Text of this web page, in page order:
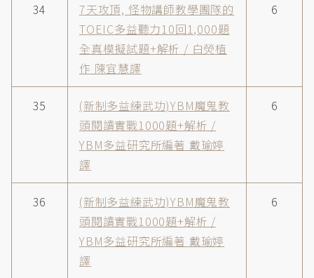
34
7天攻頂, 怪物講師教學團隊的
TOEIC多益聽力10回1,000題
全真模擬試題+解析 / 白熒植
作 陳宜慧譯
6
35
(新制多益練武功)YBM魔鬼教
頭閱讀實戰1000題+解析 /
YBM多益研究所編著 戴瑜婷
譯
6
36
(新制多益練武功)YBM魔鬼教
頭閱讀實戰1000題+解析 /
YBM多益研究所編著 戴瑜婷
譯
6